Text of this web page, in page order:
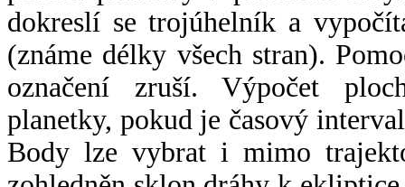
dokreslí se trojúhelník a
(známe délky všech stran).
označení zruší. Výpočet
planetky, pokud je časový
Body lze vybrat i mimo